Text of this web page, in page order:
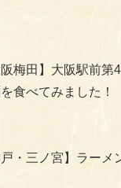
阪梅田】大阪駅前第
食べてみました！
戸・三ノ宮】ラーメ